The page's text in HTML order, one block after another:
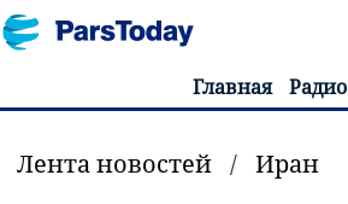
Главная Радио
Лента новостей / Иран